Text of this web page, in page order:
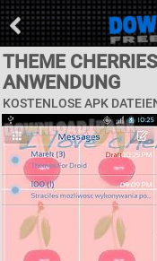
THEME
ANWENDUNG
KOSTENLOSE APK